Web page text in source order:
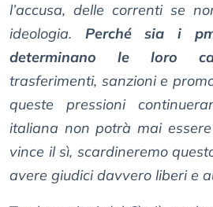
l’accusa, delle correnti se
ideologia. Perché sia i
determinano le loro
trasferimenti, sanzioni e
queste pressioni
italiana non potrà mai
vince il sì, scardineremo
avere giudici davvero liberi e